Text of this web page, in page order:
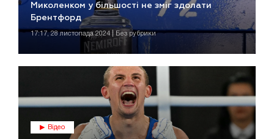
Миколенком у більшості не зміг здолати
Брентфорд
17:17, 28 листопада 2024 | Без рубрики
Відео